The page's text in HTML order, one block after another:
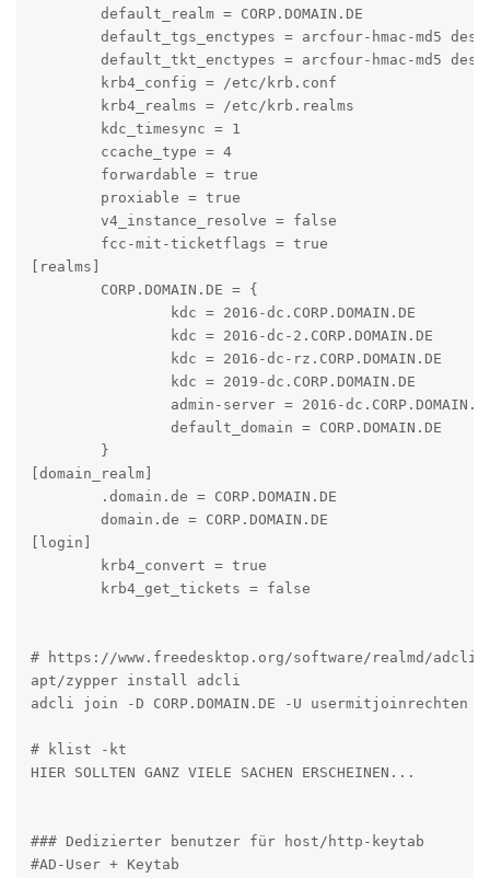
[realms]
[domain_realm]
[login]
# https://www.freedesktop.org/software/realmd/
apt/zypper install adcli
adcli join -D CORP.DOMAIN.DE -U usermitjoinrechten
# klist -kt
HIER SOLLTEN GANZ VIELE SACHEN ERSCHEINEN...
### Dedizierter benutzer für host/http-keytab
#AD-User + Keytab